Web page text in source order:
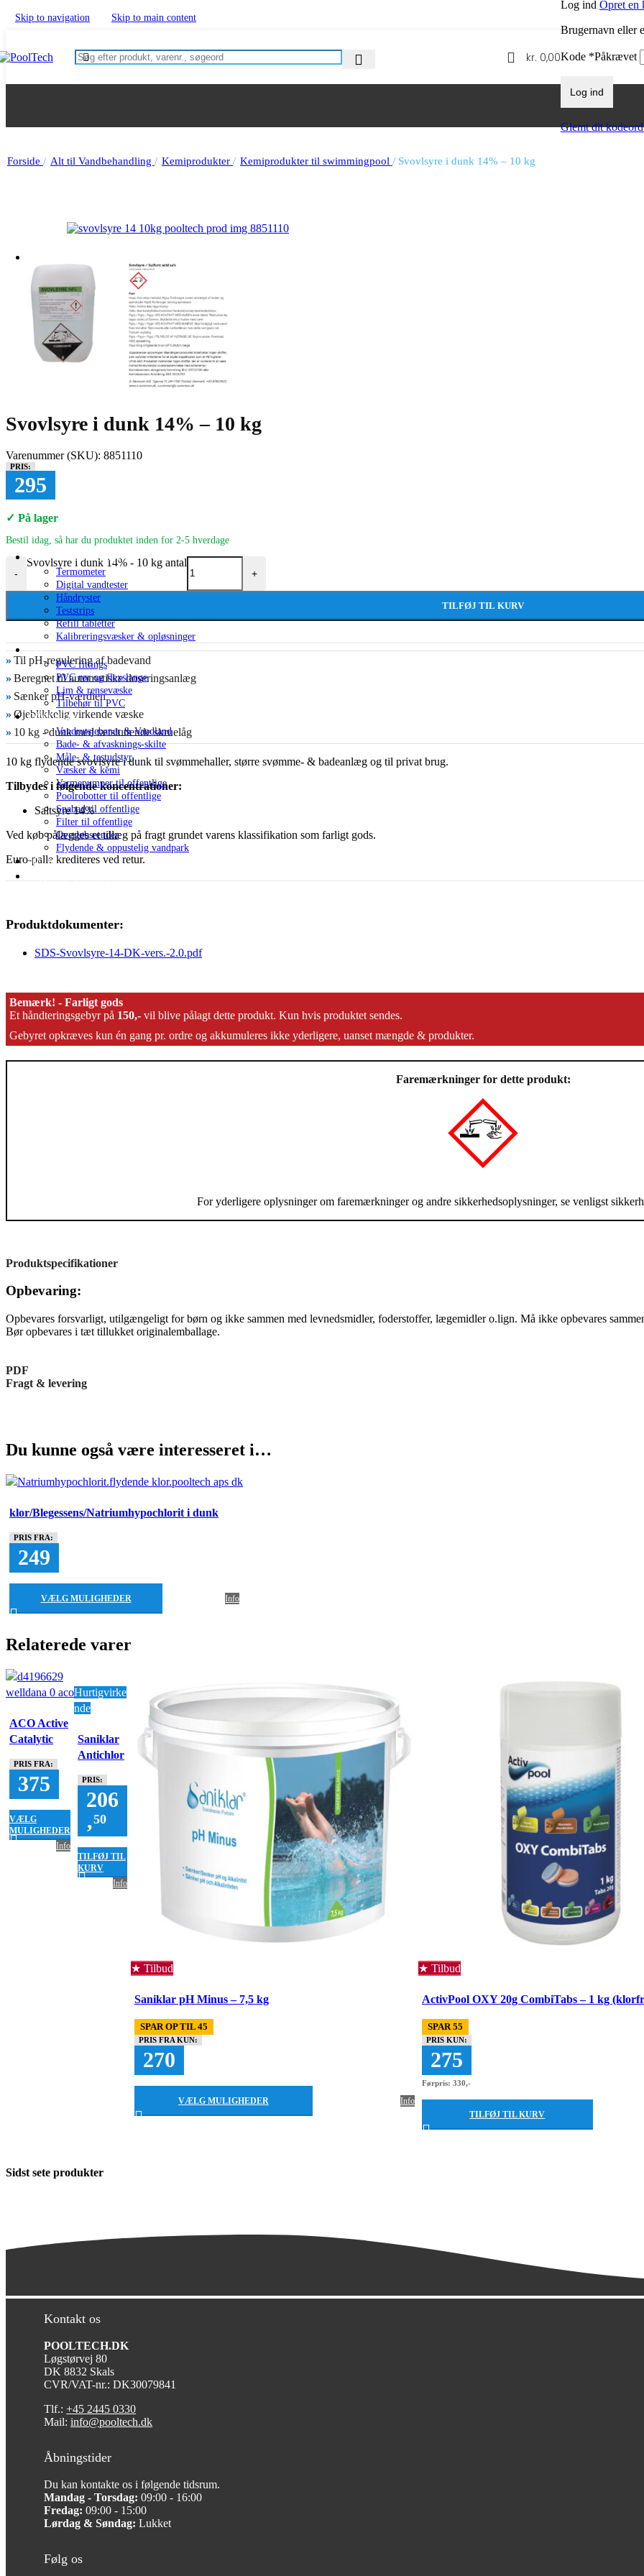
Skip to navigation Skip to main content
kr. 0,00
Log ind Opret en
Brugernavn eller
Kode *Påkrævet
Log ind
Glemt dit
Swimspa
Varmepumper til udespa
Indespa
Hjørne spabad
Saunakabiner
Saunasten
Duftolie til Sauna
Kemiprodukter
Kemi til swimmingpool
Kemi til spabad
Specialprodukter
Til svømmehal
Kemistyring
Kemikontrollere
Elektrode & Sensor
Div. udstyr til kemi
Saltvandsanlæg
Saltklorinator
Filtermedier
Klorinator & Klorsvømmere
Doseringspumper
Måle- & testudstyr
Termometer
Digital vandtester
Håndryster
Teststrips
Refill tabletter
Kalibreringsvæsker & opløsninger
PVC
PVC fittings
PVC rør og flexslange
Lim & rensevæske
Tilbehør til PVC
Offentlige
Vandrutsjebaner & Vandland
Bade- & afvasknings-skilte
Måle- & testudstyr
Væsker & kemi
Varmepumper til offentlige
Poolrobotter til offentlige
Spabad til offentlige
Filter til offentlige
Overløbsrender
Flydende & oppustelig vandpark
Tilbud
Forside / Alt til Vandbehandling / Kemiprodukter / Kemiprodukter til swimmingpool / Svovlsyre i dunk 14% – 10 kg
Svovlsyre i dunk 14% – 10 kg
Varenummer (SKU): 8851110
PRIS:
295
✓ På lager
Bestil idag, så har du produktet inden for 2-5 hverdage
-
Svovlsyre i dunk 14% - 10 kg antal
+
TILFØJ TIL KURV
» Til pH-regulering af badevand
» Beregnet til automatiske doseringsanlæg
» Sænker pH-værdien
» Øjeblikkelig virkende væske
» 10 kg - dunk med tætsluttende skruelåg
10 kg flydende svovlsyre i dunk til svømmehaller, større svømme- & badeanlæg og til privat brug.
Tilbydes i følgende koncentrationer:
Saltsyre 14%
Ved køb pålægges et tillæg på fragt grundet varens klassifikation som farligt gods.
Euro-palle krediteres ved retur.
Produktdokumenter:
SDS-Svovlsyre-14-DK-vers.-2.0.pdf
Bemærk! - Farligt gods
Et håndteringsgebyr på 150,- vil blive pålagt dette produkt. Kun hvis produktet sendes.
Gebyret opkræves kun én gang pr. ordre og akkumuleres ikke yderligere, uanset mængde & produkter.
Faremærkninger for dette produkt:
For yderligere oplysninger om faremærkninger og andre sikkerhedsoplysninger, se venligst
Produktspecifikationer
Opbevaring:
Opbevares forsvarligt, utilgængeligt for børn og ikke sammen med levnedsmidler, foderstoffer, lægemidler o.lign. Må ikke opbevares
Bør opbevares i tæt tillukket originalemballage.
PDF
Fragt & levering
Du kunne også være interesseret i…
klor/Blegessens/Natriumhypochlorit i dunk
PRIS FRA:
249
VÆLG MULIGHEDER Info
Relaterede varer
ACO Active
Catalytic
PRIS FRA:
375
VÆLG
MULIGHEDER
Info
Hurtigvirke
nde
Saniklar
Antichlor
PRIS:
206
,50
TILFØJ TIL
KURV
Info
Tilbud
Saniklar pH Minus – 7,5 kg
SPAR OP TIL 45
PRIS FRA KUN:
270
VÆLG MULIGHEDER Info
Tilbud
ActivPool OXY 20g CombiTabs – 1 kg
SPAR 55
PRIS KUN:
275
Førpris: 330,-
TILFØJ TIL KURV
Sidst sete produkter
Kontakt os
POOLTECH.DK
Løgstørvej 80
DK 8832 Skals
CVR/VAT-nr.: DK30079841
Tlf.:+45 2445 0330
Mail:info@pooltech.dk
Åbningstider
Du kan kontakte os i følgende tidsrum.
Mandag - Torsdag: 09:00 - 16:00
Fredag: 09:00 - 15:00
Lørdag & Søndag: Lukket
Følg os